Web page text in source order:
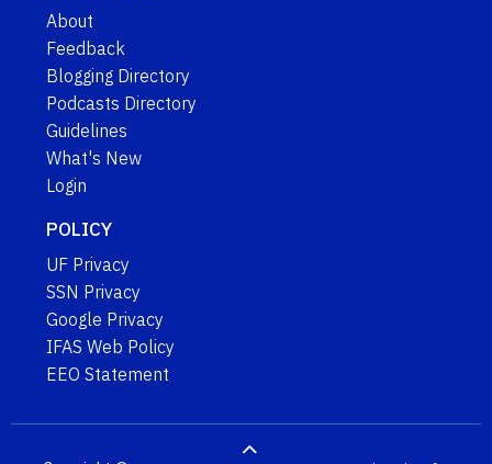
About
Feedback
Blogging Directory
Podcasts Directory
Guidelines
What's New
Login
POLICY
UF Privacy
SSN Privacy
Google Privacy
IFAS Web Policy
EEO Statement